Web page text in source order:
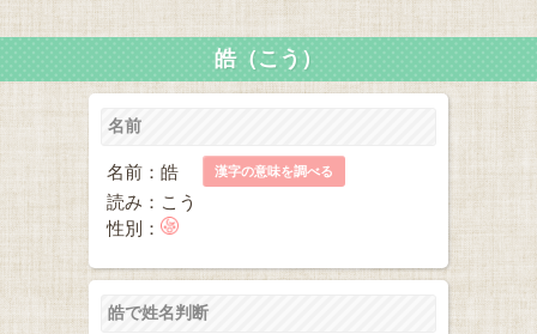
皓（こう）
名前
名前：皓 漢字の意味を調べる
読み：こう
性別：
皓で姓名判断